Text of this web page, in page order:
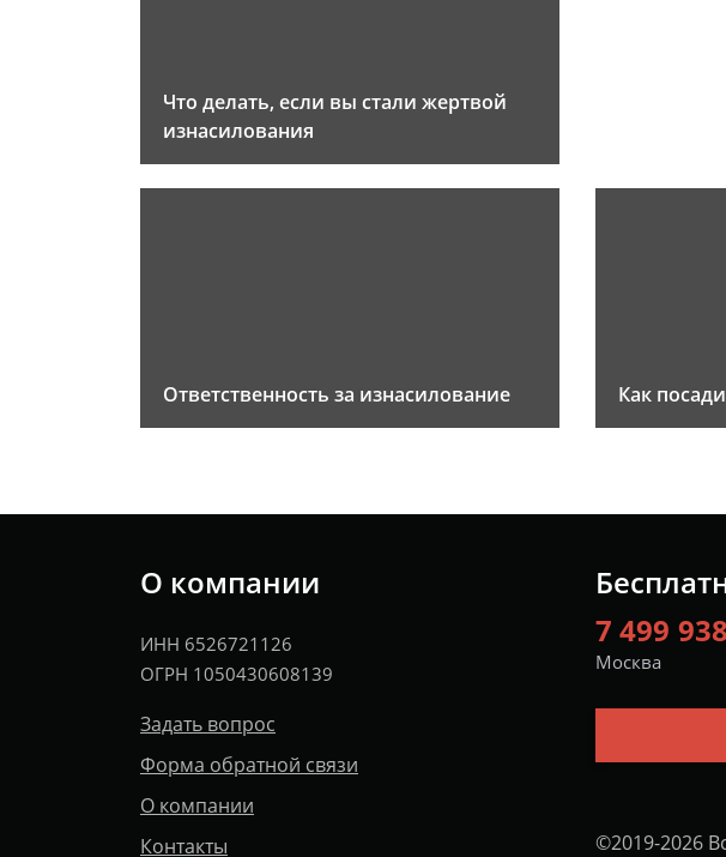
Что делать, если вы стали жертвой
изнасилования
Ответственность за изнасилование Как
О компании
ИНН 6526721126
ОГРН 1050430608139
Задать вопрос
Форма обратной связи
О компании
Контакты
7 499
Москва
©2019-2026